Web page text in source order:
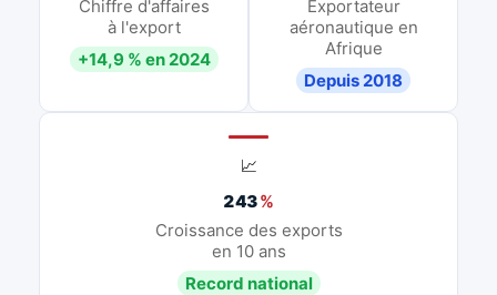
Chiffre d'affaires
à l'export
+14,9 % en 2024
Exportateur
aéronautique en
Afrique
Depuis 2018
📈
243%
Croissance des exports
en 10 ans
Record national